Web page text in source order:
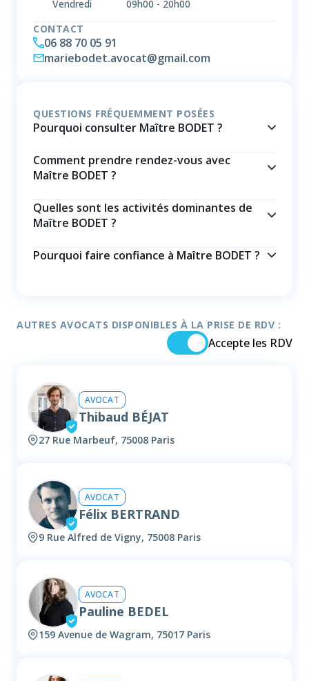
Vendredi 09h00 - 20h00
CONTACT
06 88 70 05 91
mariebodet.avocat@gmail.com
QUESTIONS FRÉQUEMMENT POSÉES
Pourquoi consulter Maître BODET ?
Comment prendre rendez-vous avec
Maître BODET ?
Quelles sont les activités dominantes de
Maître BODET ?
Pourquoi faire confiance à Maître BODET ?
AUTRES AVOCATS DISPONIBLES À LA PRISE DE RDV :
Accepte les RDV
AVOCAT
Thibaud BÉJAT
27 Rue Marbeuf, 75008 Paris
AVOCAT
Félix BERTRAND
9 Rue Alfred de Vigny, 75008 Paris
AVOCAT
Pauline BEDEL
159 Avenue de Wagram, 75017 Paris